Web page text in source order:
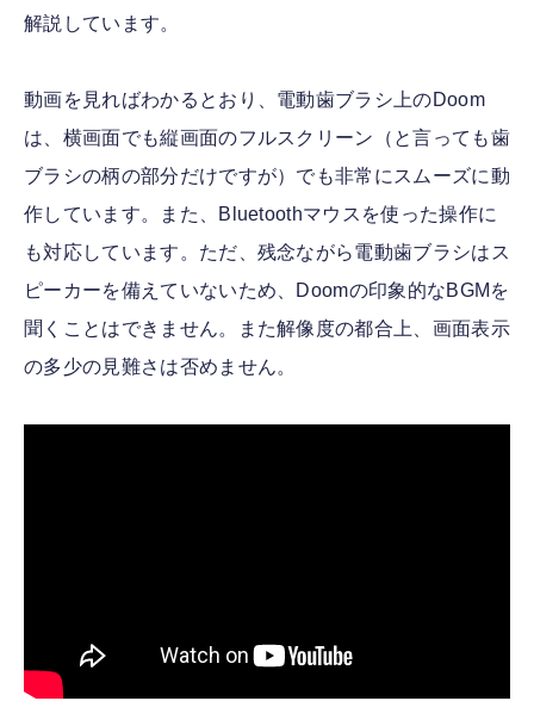
解説しています。
動画を見ればわかるとおり、電動歯ブラシ上のDoom
は、横画面でも縦画面のフルスクリーン（と言っても歯
ブラシの柄の部分だけですが）でも非常にスムーズに動
作しています。また、Bluetoothマウスを使った操作に
も対応しています。ただ、残念ながら電動歯ブラシはス
ピーカーを備えていないため、Doomの印象的なBGMを
聞くことはできません。また解像度の都合上、画面表示
の多少の見難さは否めません。